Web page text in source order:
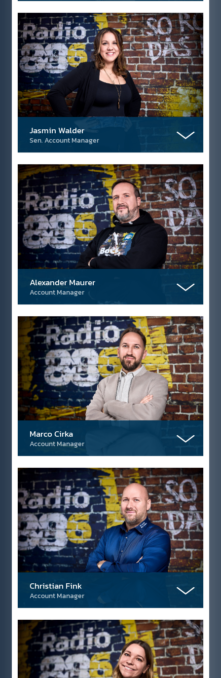
Jasmin Walder
Sen. Account Manager
Alexander Maurer
Account Manager
Marco Cirka
Account Manager
Christian Fink
Account Manager